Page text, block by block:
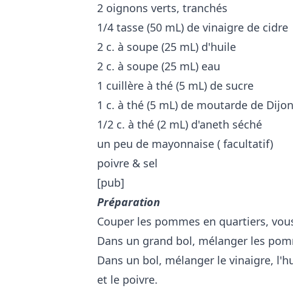
2 oignons verts, tranchés
1/4 tasse (50 mL) de vinaigre de cidre
2 c. à soupe (25 mL) d'huile
2 c. à soupe (25 mL) eau
1 cuillère à thé (5 mL) de sucre
1 c. à thé (5 mL) de moutarde de Dijon
1/2 c. à thé (2 mL) d'aneth séché
un peu de mayonnaise ( facultatif)
poivre & sel
[pub]
Préparation
Couper les pommes en quartiers,
Dans un grand bol, mélanger les
Dans un bol, mélanger le vinaigre,
et le poivre.